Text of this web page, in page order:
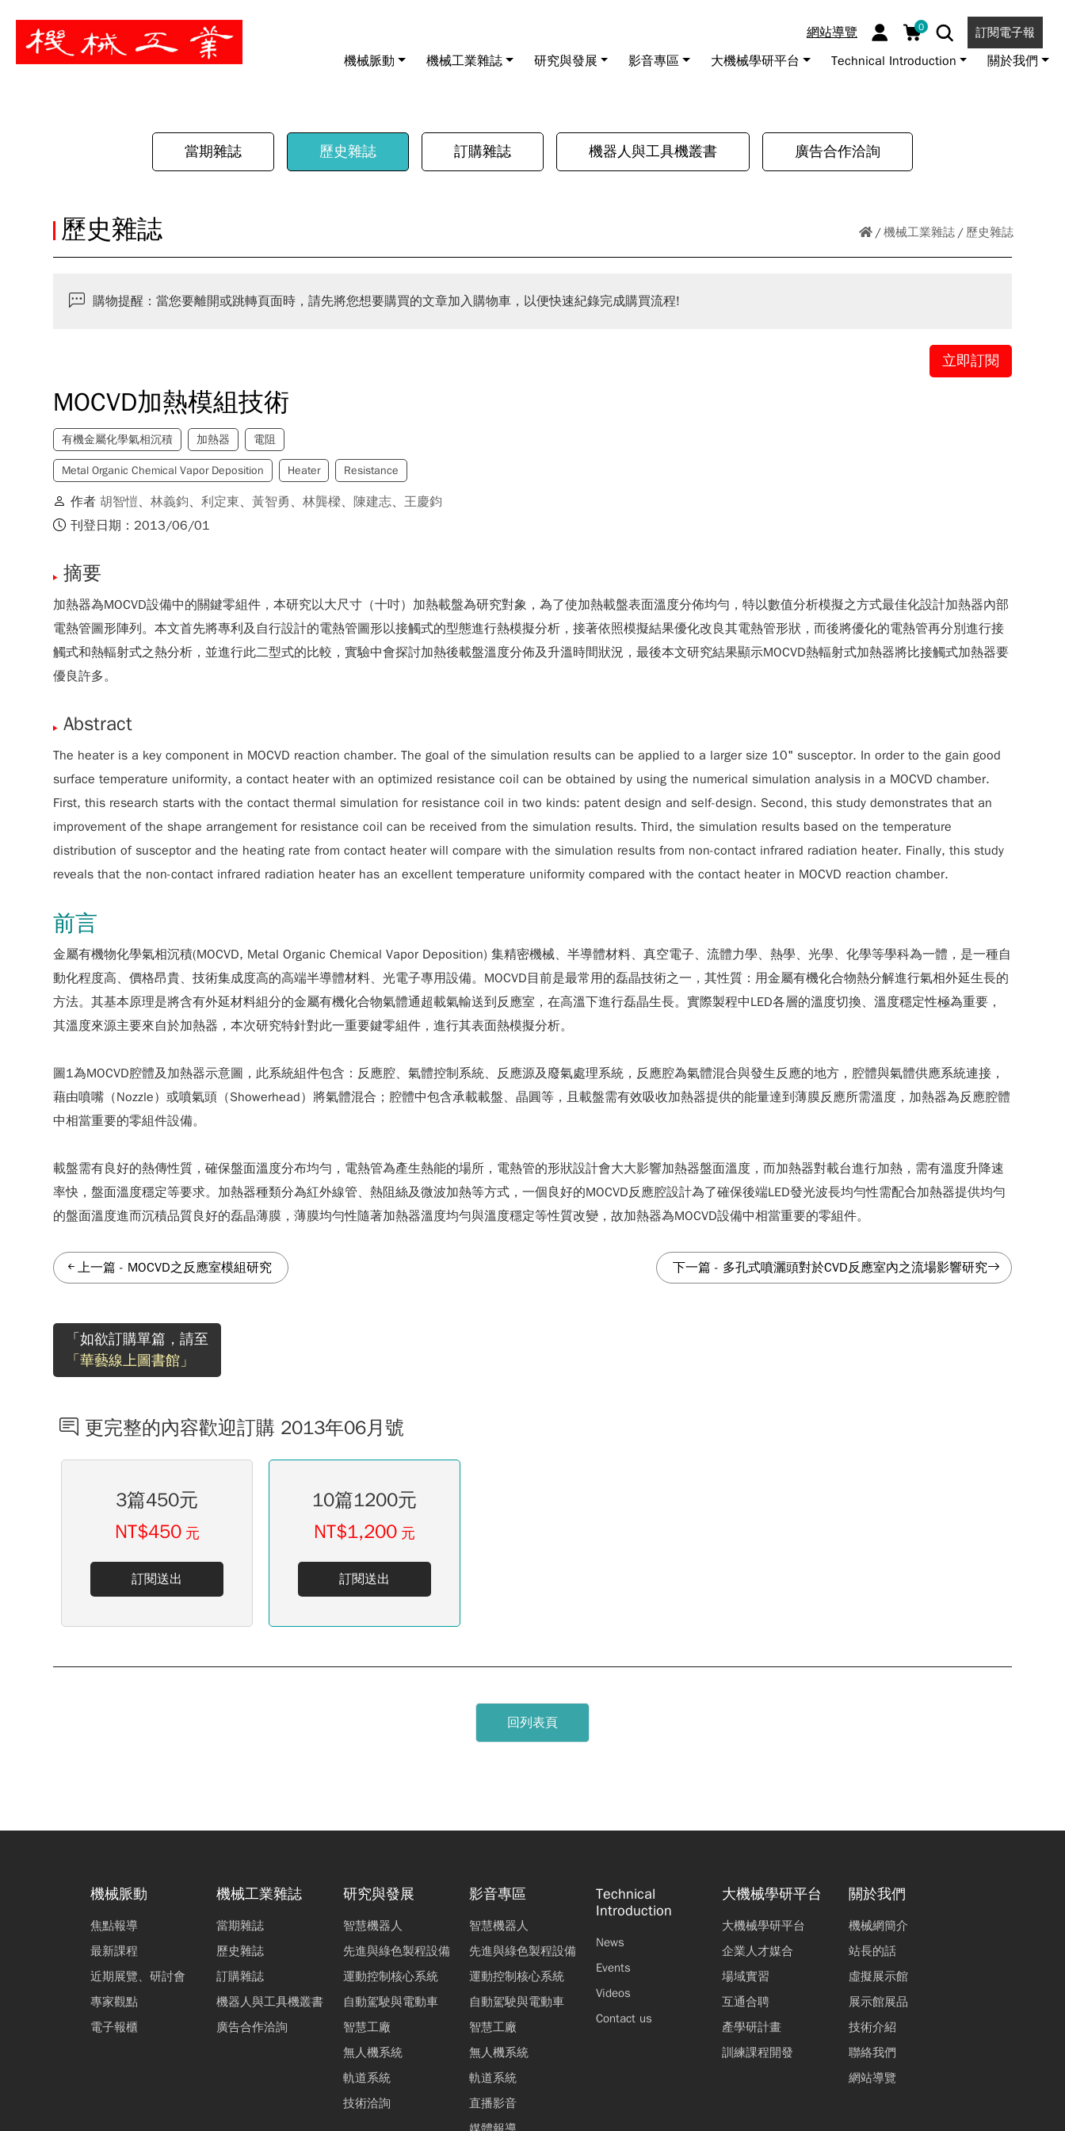
網站導覽 0 訂閱電子報
機械脈動 機械工業雜誌 研究與發展 影音專區 大機械學研平台 Technical Introduction 關於我們
暫停
當期雜誌 歷史雜誌 訂購雜誌 機器人與工具機叢書 廣告合作洽詢
機械工業雜誌 歷史雜誌
歷史雜誌
購物提醒：當您要離開或跳轉頁面時，請先將您想要購買的文章加入購物車，以便快速紀錄完成購買流程!
立即訂閱
MOCVD加熱模組技術
有機金屬化學氣相沉積 加熱器 電阻
Metal Organic Chemical Vapor Deposition Heater Resistance
作者胡智愷、林義鈞、利定東、黃智勇 、林龔樑、 陳建志、王慶鈞
刊登日期：2013/06/01
摘要
加熱器為MOCVD設備中的關鍵零組件，本研究以大尺寸（十吋）加熱載盤為研究對象，為了使加熱載盤表面溫度分佈均勻，特以數值分析模擬之方式最佳化設計加熱器內部
電熱管圖形陣列。本文首先將專利及自行設計的電熱管圖形以接觸式的型態進行熱模擬分析，接著依照模擬結果優化改良其電熱管形狀，而後將優化的電熱管再分別進行接
觸式和熱輻射式之熱分析，並進行此二型式的比較，實驗中會探討加熱後載盤溫度分佈及升溫時間狀況，最後本文研究結果顯示MOCVD熱輻射式加熱器將比接觸式加熱器要
優良許多。
Abstract
The heater is a key component in MOCVD reaction chamber. The goal of the simulation results can be applied to a larger size 10" susceptor. In order to the gain good
surface temperature uniformity, a contact heater with an optimized resistance coil can be obtained by using the numerical simulation analysis in a MOCVD chamber.
First, this research starts with the contact thermal simulation for resistance coil in two kinds: patent design and self-design. Second, this study demonstrates that an
improvement of the shape arrangement for resistance coil can be received from the simulation results. Third, the simulation results based on the temperature
distribution of susceptor and the heating rate from contact heater will compare with the simulation results from non-contact infrared radiation heater. Finally, this study
reveals that the non-contact infrared radiation heater has an excellent temperature uniformity compared with the contact heater in MOCVD reaction chamber.
前言
金屬有機物化學氣相沉積(MOCVD, Metal Organic Chemical Vapor Deposition) 集精密機械、半導體材料、真空電子、流體力學、熱學、光學、化學等學科為一體，是一種自
動化程度高、價格昂貴、技術集成度高的高端半導體材料、光電子專用設備。MOCVD目前是最常用的磊晶技術之一，其性質：用金屬有機化合物熱分解進行氣相外延生長的
方法。其基本原理是將含有外延材料組分的金屬有機化合物氣體通超載氣輸送到反應室，在高溫下進行磊晶生長。實際製程中LED各層的溫度切換、溫度穩定性極為重要，
其溫度來源主要來自於加熱器，本次研究特針對此一重要鍵零組件，進行其表面熱模擬分析。
圖1為MOCVD腔體及加熱器示意圖，此系統組件包含：反應腔、氣體控制系統、反應源及廢氣處理系統，反應腔為氣體混合與發生反應的地方，腔體與氣體供應系統連接，
藉由噴嘴（Nozzle）或噴氣頭（Showerhead）將氣體混合；腔體中包含承載載盤、晶圓等，且載盤需有效吸收加熱器提供的能量達到薄膜反應所需溫度，加熱器為反應腔體
中相當重要的零組件設備。
載盤需有良好的熱傳性質，確保盤面溫度分布均勻，電熱管為產生熱能的場所，電熱管的形狀設計會大大影響加熱器盤面溫度，而加熱器對載台進行加熱，需有溫度升降速
率快，盤面溫度穩定等要求。加熱器種類分為紅外線管、熱阻絲及微波加熱等方式，一個良好的MOCVD反應腔設計為了確保後端LED發光波長均勻性需配合加熱器提供均勻
的盤面溫度進而沉積品質良好的磊晶薄膜，薄膜均勻性隨著加熱器溫度均勻與溫度穩定等性質改變，故加熱器為MOCVD設備中相當重要的零組件。
上一篇 - MOCVD之反應室模組研究 下一篇 - 多孔式噴灑頭對於CVD反應室內之流場影響研究
「如欲訂購單篇，請至
「華藝線上圖書館」
更完整的內容歡迎訂購 2013年06月號
3篇450元
NT$450 元
訂閱送出
10篇1200元
NT$1,200 元
訂閱送出
回列表頁
機械脈動
焦點報導
最新課程
近期展覽、研討會
專家觀點
電子報櫃
機械工業雜誌
當期雜誌
歷史雜誌
訂購雜誌
機器人與工具機叢書
廣告合作洽詢
研究與發展
智慧機器人
先進與綠色製程設備
運動控制核心系統
自動駕駛與電動車
智慧工廠
無人機系統
軌道系統
技術洽詢
影音專區
智慧機器人
先進與綠色製程設備
運動控制核心系統
自動駕駛與電動車
智慧工廠
無人機系統
軌道系統
直播影音
Technical
Introduction
News
Events
Videos
Contact us
大機械學研平台
大機械學研平台
企業人才媒合
場域實習
互通合聘
產學研計畫
訓練課程開發
關於我們
機械網簡介
站長的話
虛擬展示館
展示館展品
技術介紹
聯絡我們
網站導覽